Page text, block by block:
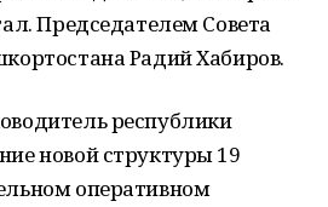
Председателем Совета
Радий Хабиров.
республики
новой структуры 19
оперативном